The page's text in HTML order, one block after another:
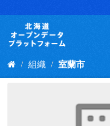
キ
組織 室蘭市